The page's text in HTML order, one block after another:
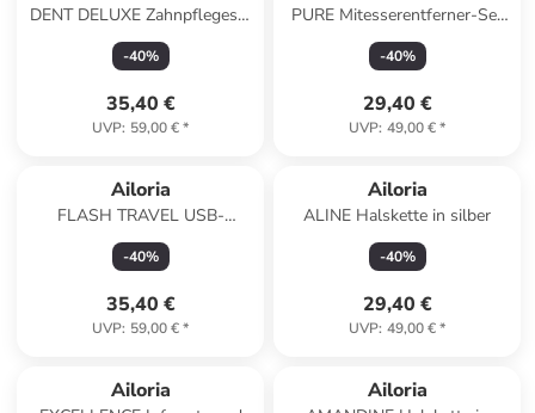
DENT DELUXE Zahnpflegeset
in silber
-40%
35,40 €
UVP: 59,00 €*
PURE Mitesserentferner-Set
in silber
-40%
29,40 €
UVP: 49,00 €*
Ailoria
FLASH TRAVEL USB-
Schallzahnbürste in roségold
-40%
35,40 €
UVP: 59,00 €*
Ailoria
ALINE Halskette in silber
-40%
29,40 €
UVP: 49,00 €*
Ailoria Ailoria